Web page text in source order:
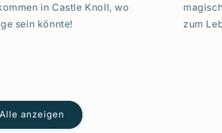
in Castle Knoll, wo
sein könnte!
zum
Alle anzeigen